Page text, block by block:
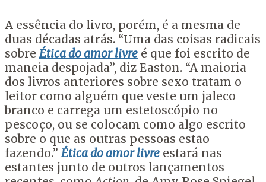
A essência do livro, porém, é a mesma de
duas décadas atrás. “Uma das coisas radicais
sobre Ética do amor livre é que foi escrito de
maneia despojada”, diz Easton. “A maioria
dos livros anteriores sobre sexo tratam o
leitor como alguém que veste um jaleco
branco e carrega um estetoscópio no
pescoço, ou se colocam como algo escrito
sobre o que as outras pessoas estão
fazendo.” Ética do amor livre estará nas
estantes junto de outros lançamentos